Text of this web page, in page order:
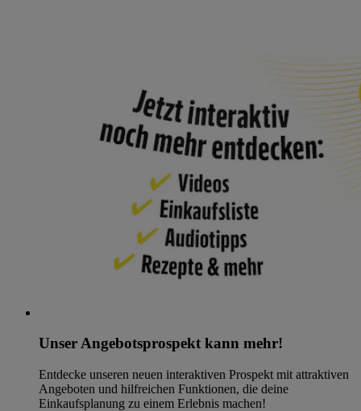
Unser Angebotsprospekt kann mehr!
Entdecke unseren neuen interaktiven Prospekt mit attraktiven
Angeboten und hilfreichen Funktionen, die deine
Einkaufsplanung zu einem Erlebnis machen!